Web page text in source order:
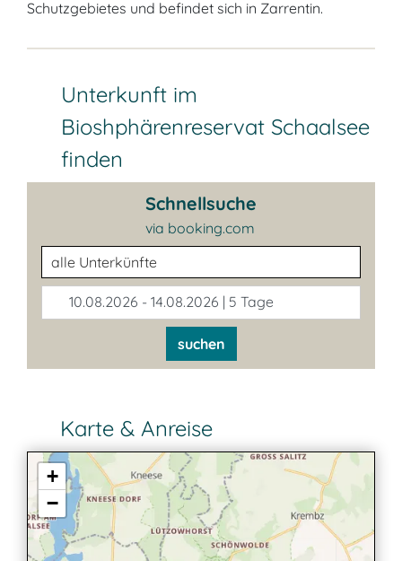
Schutzgebietes und befindet sich in Zarrentin.
Unterkunft im
Bioshphärenreservat Schaalsee
finden
Schnellsuche
via booking.com
Unterkunftsart
10.08.2026 - 14.08.2026 | 5 Tage
suchen
Karte & Anreise
+
−